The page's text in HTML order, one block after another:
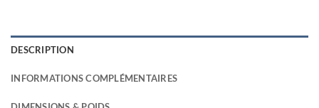
DESCRIPTION
INFORMATIONS COMPLÉMENTAIRES